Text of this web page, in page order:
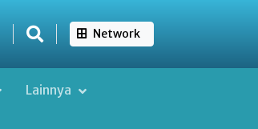
Network
Lainnya